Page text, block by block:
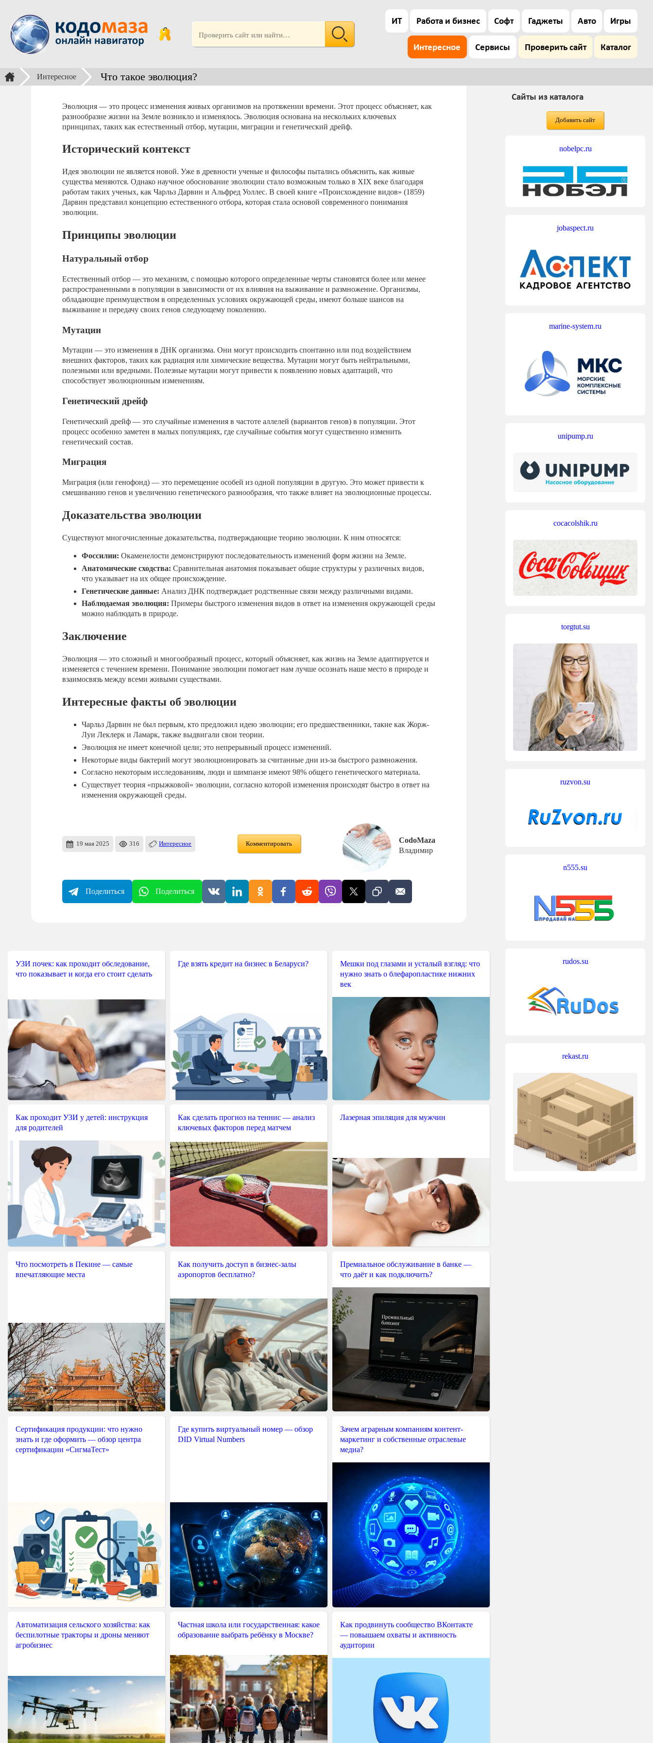
ИТ Работа и бизнес Софт Гаджеты Авто Игры
Интересное Сервисы Проверить сайт Каталог
Интересное Что такое эволюция?
Эволюция — это процесс изменения живых организмов на протяжении времени. Этот процесс объясняет, как
разнообразие жизни на Земле возникло и изменялось. Эволюция основана на нескольких ключевых
принципах, таких как естественный отбор, мутации, миграции и генетический дрейф.
Исторический контекст
Идея эволюции не является новой. Уже в древности ученые и философы пытались объяснить, как живые
существа меняются. Однако научное обоснование эволюции стало возможным только в XIX веке благодаря
работам таких ученых, как Чарльз Дарвин и Альфред Уоллес. В своей книге «Происхождение видов» (1859)
Дарвин представил концепцию естественного отбора, которая стала основой современного понимания
эволюции.
Принципы эволюции
Натуральный отбор
Естественный отбор — это механизм, с помощью которого определенные черты становятся более или менее
распространенными в популяции в зависимости от их влияния на выживание и размножение. Организмы,
обладающие преимуществом в определенных условиях окружающей среды, имеют больше шансов на
выживание и передачу своих генов следующему поколению.
Мутации
Мутации — это изменения в ДНК организма. Они могут происходить спонтанно или под воздействием
внешних факторов, таких как радиация или химические вещества. Мутации могут быть нейтральными,
полезными или вредными. Полезные мутации могут привести к появлению новых адаптаций, что
способствует эволюционным изменениям.
Генетический дрейф
Генетический дрейф — это случайные изменения в частоте аллелей (вариантов генов) в популяции. Этот
процесс особенно заметен в малых популяциях, где случайные события могут существенно изменить
генетический состав.
Миграция
Миграция (или генофонд) — это перемещение особей из одной популяции в другую. Это может привести к
смешиванию генов и увеличению генетического разнообразия, что также влияет на эволюционные процессы.
Доказательства эволюции
Существуют многочисленные доказательства, подтверждающие теорию эволюции. К ним относятся:
Фоссилии: Окаменелости демонстрируют последовательность изменений форм жизни на Земле.
Анатомические сходства: Сравнительная анатомия показывает общие структуры у различных видов,
что указывает на их общее происхождение.
Генетические данные: Анализ ДНК подтверждает родственные связи между различными видами.
Наблюдаемая эволюция: Примеры быстрого изменения видов в ответ на изменения окружающей среды
можно наблюдать в природе.
Заключение
Эволюция — это сложный и многообразный процесс, который объясняет, как жизнь на Земле адаптируется и
изменяется с течением времени. Понимание эволюции помогает нам лучше осознать наше место в природе и
взаимосвязь между всеми живыми существами.
Интересные факты об эволюции
Чарльз Дарвин не был первым, кто предложил идею эволюции; его предшественники, такие как Жорж-
Луи Леклерк и Ламарк, также выдвигали свои теории.
Эволюция не имеет конечной цели; это непрерывный процесс изменений.
Некоторые виды бактерий могут эволюционировать за считанные дни из-за быстрого размножения.
Согласно некоторым исследованиям, люди и шимпанзе имеют 98% общего генетического материала.
Существует теория «прыжковой» эволюции, согласно которой изменения происходят быстро в ответ на
изменения окружающей среды.
19 мая 2025 316 Интересное Комментировать
CodoMaza
Владимир
Поделиться Поделиться
УЗИ почек: как проходит обследование,
что показывает и когда его стоит сделать
Где взять кредит на бизнес в Беларуси?
Мешки под глазами и усталый взгляд: что
нужно знать о блефаропластике нижних
век
Как проходит УЗИ у детей: инструкция
для родителей
Как сделать прогноз на теннис — анализ
ключевых факторов перед матчем
Лазерная эпиляция для мужчин
Что посмотреть в Пекине — самые
впечатляющие места
Как получить доступ в бизнес-залы
аэропортов бесплатно?
Премиальное обслуживание в банке —
что даёт и как подключить?
Сертификация продукции: что нужно
знать и где оформить — обзор центра
сертификации «СигмаТест»
Где купить виртуальный номер — обзор
DID Virtual Numbers
Зачем аграрным компаниям контент-
маркетинг и собственные отраслевые
медиа?
Автоматизация сельского хозяйства: как
беспилотные тракторы и дроны меняют
агробизнес
Частная школа или государственная: какое
образование выбрать ребёнку в Москве?
Как продвинуть сообщество ВКонтакте
— повышаем охваты и активность
аудитории
Сайты из каталога
Добавить сайт
nobelpc.ru
jobaspect.ru
marine-system.ru
unipump.ru
cocacolshik.ru
torgtut.su
ruzvon.su
n555.su
rudos.su
rekast.ru